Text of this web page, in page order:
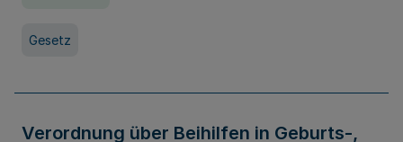
Gesetz
Verordnung über Beihilfen in Geburts-,